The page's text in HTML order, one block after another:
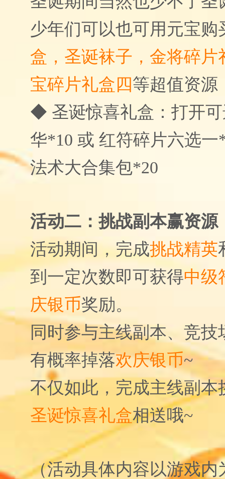
少年们可以也可用元宝购
盒，圣诞袜子，金将碎片
宝碎片礼盒四等超值资源
◆ 圣诞惊喜礼盒：打开
华*10 或 红符碎片六选一
法术大合集包*20
活动二：挑战副本赢资源
活动期间，完成挑战精英
到一定次数即可获得中级
庆银币奖励。
同时参与主线副本、竞技
有概率掉落欢庆银币~
不仅如此，完成主线副本
圣诞惊喜礼盒相送哦~
（活动具体内容以游戏内